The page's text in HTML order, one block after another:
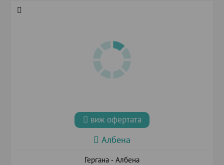
виж офертата
Албена
Гергана - Албена